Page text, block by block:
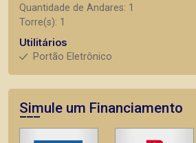
Quantidade de Andares: 1
Torre(s): 1
Utilitários
Portão Eletrônico
Simule um Financiamento